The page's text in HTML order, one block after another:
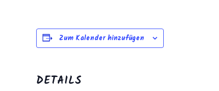
Zum Kalender hinzufügen
DETAILS